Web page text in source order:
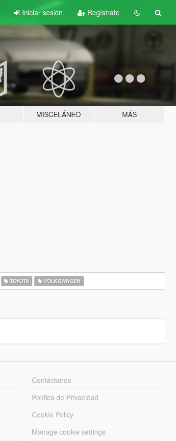
Iniciar sesión Regístrate
MISCELÁNEO MÁS
TOYOTA VOLKSWAGEN
Contáctanos
Política de Privacidad
Cookie Policy
Manage cookie settings